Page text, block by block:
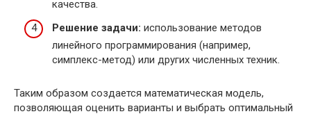
качества.
Решение задачи: использование методов
линейного программирования (например,
симплекс-метод) или других численных техник.
Таким образом создается математическая модель,
позволяющая оценить варианты и выбрать оптимальный